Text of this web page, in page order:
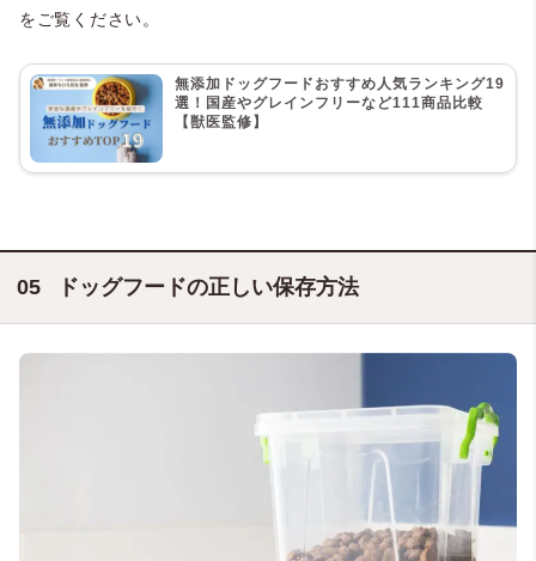
をご覧ください。
無添加ドッグフードおすすめ人気ランキング19
選！国産やグレインフリーなど111商品比較
【獣医監修】
ドッグフードの正しい保存方法